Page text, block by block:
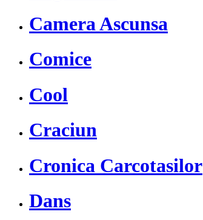
Camera Ascunsa
Comice
Cool
Craciun
Cronica Carcotasilor
Dans